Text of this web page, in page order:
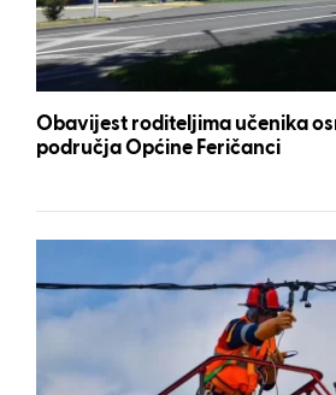
Obavijest roditeljima učenika
područja Općine Feričanci